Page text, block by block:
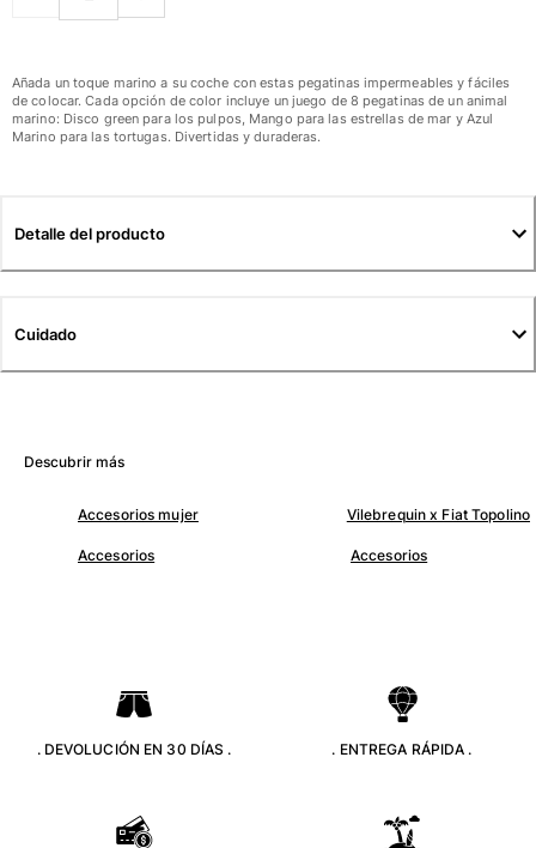
Partes de abajo
Ver todo Trajes de baño
Pret-a-porter
Shorts
Camisetas
Ver todo Pret-a-porter
Yachting collection
Ver todo Yachting collection
Trajes de baño
Traje de baño
Clásico stretch
Añada un toque marino a su coche con estas pegatinas impermeables y fáciles
de colocar. Cada opción de color incluye un juego de 8 pegatinas de un animal
marino: Disco green para los pulpos, Mango para las estrellas de mar y Azul
Marino para las tortugas. Divertidas y duraderas.
Detalle del producto
Cuidado
Descubrir más
Accesorios mujer Vilebrequin x Fiat Topolino
Accesorios Accesorios
. DEVOLUCIÓN EN 30 DÍAS . . ENTREGA RÁPIDA .